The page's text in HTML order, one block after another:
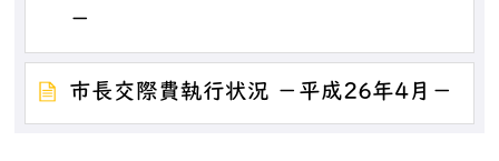
－
市長交際費執行状況 －平成26年4月－